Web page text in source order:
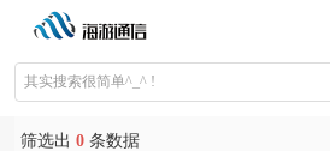
筛选出 0 条数据